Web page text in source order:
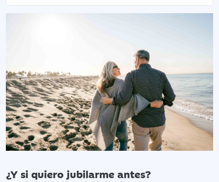
¿Y si quiero jubilarme antes?